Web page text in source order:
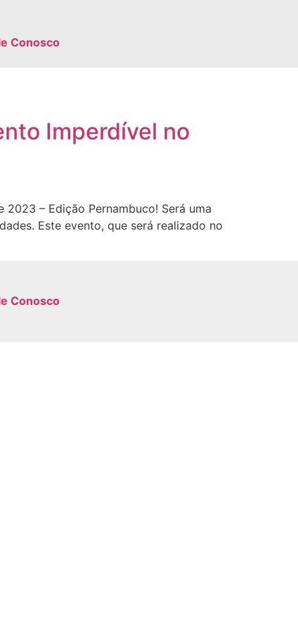
Conosco
Imperdível no
– Edição Pernambuco! Será uma
Este evento, que será realizado no
Conosco